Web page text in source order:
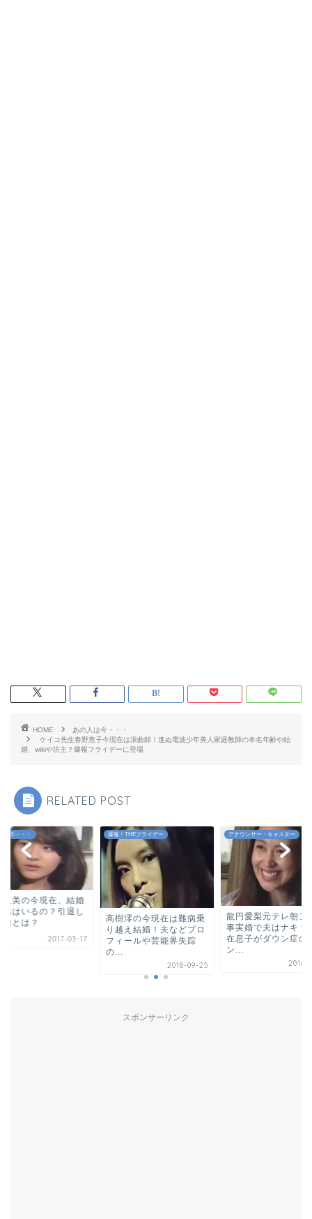
HOME
あの人は今・・・
ケイコ先生春野恵子今現在は浪曲師！進ぬ電波少年美人家庭教師の本名年齢や結
婚、wikiや坊主？爆報フライデーに登場
RELATED POST
は今・・・
恵美の今現在、結婚
供はいるの？引退し
由とは？
2017-03-17
爆報！THEフライデー
高樹澪の今現在は難病乗
り越え結婚！夫などプロ
フィールや芸能界失踪
の...
2018-09-25
アナウンサー・キャスター
龍円愛梨元テレ朝ア
事実婚で夫はナキ？
在息子がダウン症の
ン...
2016-
スポンサーリンク